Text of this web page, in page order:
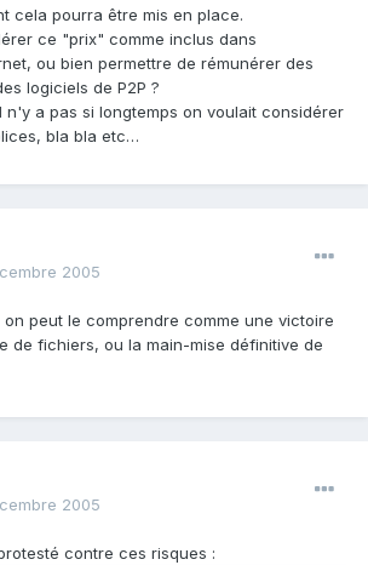
cela pourra être mis en place.
ce "prix" comme inclus dans
ou bien permettre de rémunérer des
logiciels de P2P ?
n'y a pas si longtemps on voulait considérer
bla bla etc…
2005
peut le comprendre comme une victoire
de fichiers, ou la main-mise définitive de
2005
contre ces risques :